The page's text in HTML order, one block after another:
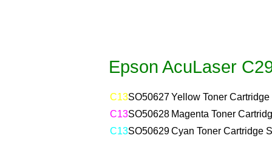
Epson AcuLaser
C13SO50627Yellow Toner
C13SO50628 Magenta Toner
C13SO50629Cyan Toner Cartridge